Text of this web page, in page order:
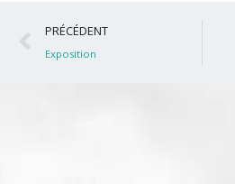
Précédent
PRÉCÉDENT
Exposition